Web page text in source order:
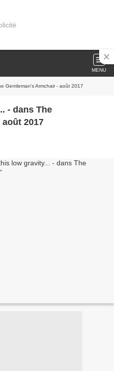
MENU
Gentleman's Armchair - août 2017
- dans The
2017